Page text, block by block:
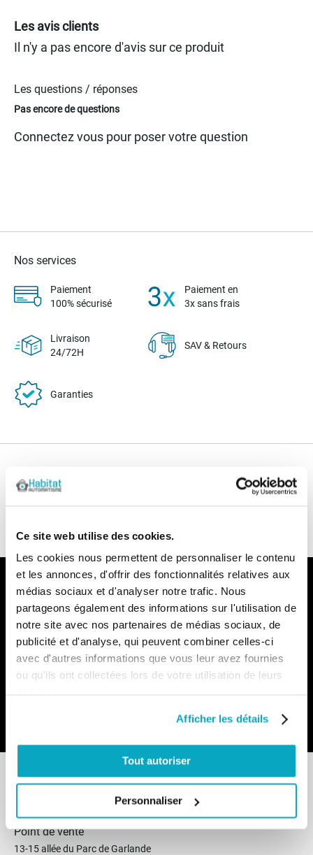
Ce site web utilise des cookies.
Les cookies nous permettent de personnaliser le contenu
et les annonces, d'offrir des fonctionnalités relatives aux
médias sociaux et d'analyser notre trafic. Nous
partageons également des informations sur l'utilisation de
notre site avec nos partenaires de médias sociaux, de
publicité et d'analyse, qui peuvent combiner celles-ci
avec d'autres informations que vous leur avez fournies
ou qu'ils ont collectées lors de votre utilisation de leurs
Afficher les détails
Tout autoriser
Personnaliser
Les avis clients
Il n'y a pas encore d'avis sur ce produit
Les questions / réponses
Pas encore de questions
Connectez vous pour poser votre question
Nos services
Paiement
100% sécurisé
Paiement en
3x sans frais
Livraison
24/72H
SAV & Retours
Garanties
Notre newsletter
Recevez par e-mail notre actualité avec les promos du
moment et les nouveautés en avant-première
Inscription
à
notre
Point de vente
13-15 allée du Parc de Garlande